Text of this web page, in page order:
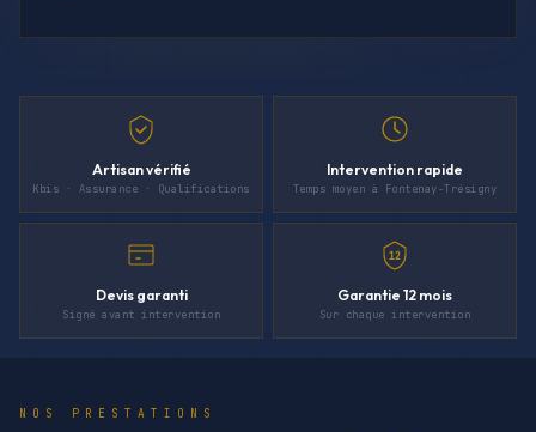
Artisan vérifié
Kbis · Assurance · Qualifications
Intervention rapide
Temps moyen à Fontenay-Trésigny
Devis garanti
Signé avant intervention
12
Garantie 12 mois
Sur chaque intervention
NOS PRESTATIONS